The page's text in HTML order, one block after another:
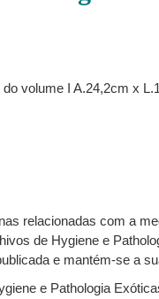
volume I A.24,2cm x
relacionadas com a
de Hygiene e
e mantém-se a
e Pathologia